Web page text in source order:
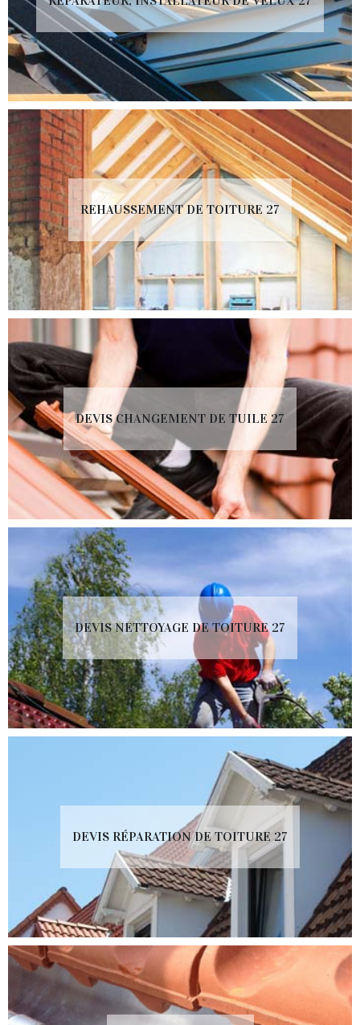
REHAUSSEMENT DE TOITURE 27
DEVIS CHANGEMENT DE TUILE 27
DEVIS NETTOYAGE DE TOITURE 27
DEVIS RÉPARATION DE TOITURE 27